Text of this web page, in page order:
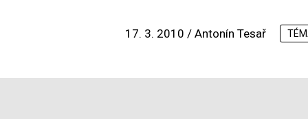
17. 3. 2010 / Antonín Tesař